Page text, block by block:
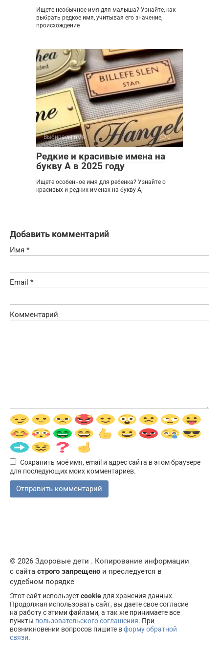
Ищете необычное имя для малыша? Узнайте, как
выбрать редкое имя, учитывая его значение,
происхождение
Выбираем имя 0
Редкие и красивые имена на
букву А в 2025 году
Ищете особенное имя для ребенка? Узнайте о
красивых и редких именах на букву А,
Добавить комментарий
Имя *
Email *
Комментарий
Сохранить моё имя, email и адрес сайта в этом браузере
для последующих моих комментариев.
© 2026 Здоровые дети . Копирование информации
с сайта строго запрещено и преследуется в
судебном порядке
Этот сайт используетcookie для хранения данных.
Продолжая использовать сайт, вы даете свое согласие
на работу с этими файлами, а так же принимаете все
пункты пользовательского соглашения. При
возникновении вопросов пишите вформу обратной
связи.